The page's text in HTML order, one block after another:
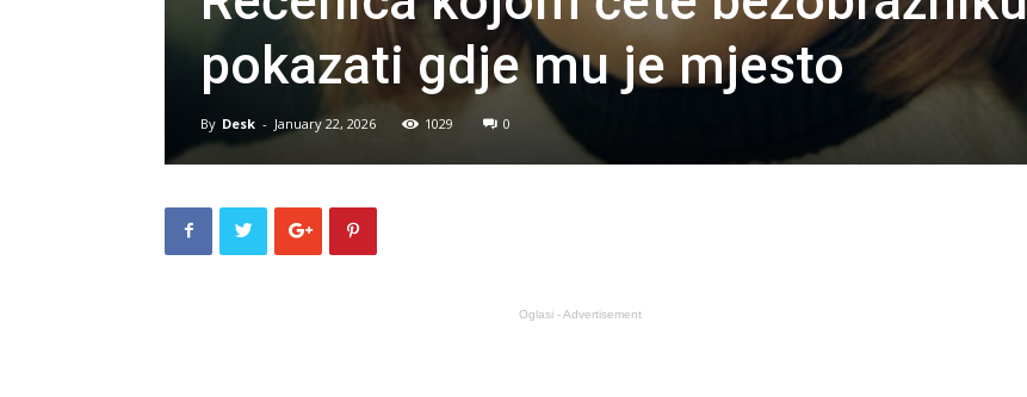
pokazati gdje mu je mjesto
By Desk - January 22, 2026 1029 0
Oglasi - Advertisement